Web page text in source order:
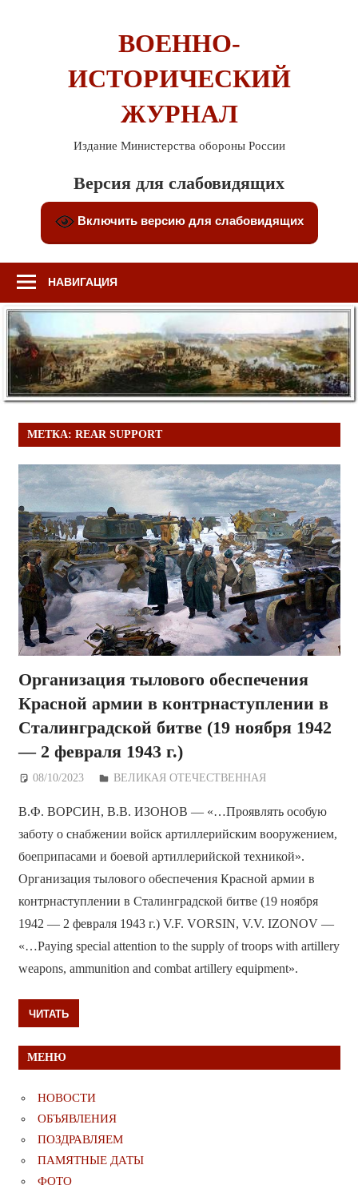
ВОЕННО-
ИСТОРИЧЕСКИЙ
ЖУРНАЛ
Издание Министерства обороны России
Версия для слабовидящих
Включить версию для слабовидящих
НАВИГАЦИЯ
МЕТКА: REAR SUPPORT
Организация тылового обеспечения
Красной армии в контрнаступлении в
Сталинградской битве (19 ноября 1942
— 2 февраля 1943 г.)
08/10/2023 Дежурный по Редакции
ВЕЛИКАЯ ОТЕЧЕСТВЕННАЯ
В.Ф. ВОРСИН, В.В. ИЗОНОВ — «…Проявлять особую
заботу о снабжении войск артиллерийским вооружением,
боеприпасами и боевой артиллерийской техникой».
Организация тылового обеспечения Красной армии в
контрнаступлении в Сталинградской битве (19 ноября
1942 — 2 февраля 1943 г.) V.F. VORSIN, V.V. IZONOV —
«…Paying special attention to the supply of troops with artillery
weapons, ammunition and combat artillery equipment».
ЧИТАТЬ
МЕНЮ
НОВОСТИ
ОБЪЯВЛЕНИЯ
ПОЗДРАВЛЯЕМ
ПАМЯТНЫЕ ДАТЫ
ФОТО